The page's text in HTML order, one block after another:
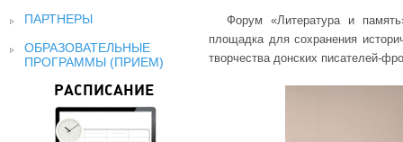
ПАРТНЕРЫ
ОБРАЗОВАТЕЛЬНЫЕ
ПРОГРАММЫ (ПРИЕМ)
РАСПИСАНИЕ
Форум «Литература и
площадка для сохранения
творчества донских писателей-